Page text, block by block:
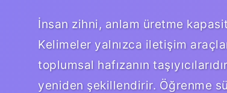
İnsan zihni, anlam üretme
Kelimeler yalnızca iletişim
toplumsal hafızanın
yeniden şekillendirir. Öğrenme